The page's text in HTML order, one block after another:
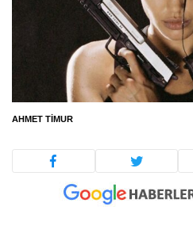
AHMET TIMUR